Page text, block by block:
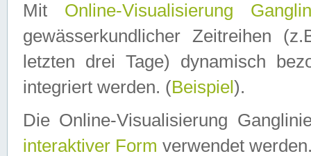
Mit Online-Visualisierung
gewässerkundlicher Zeitreihen
letzten drei Tage) dynamisch
integriert werden. (Beispiel ).
Die Online-Visualisierung
interaktiver Form verwendet